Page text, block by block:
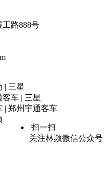
路888号
| 三星
车 | 三星
| 郑州宇通客车
扫一扫
关注林频微信公众号